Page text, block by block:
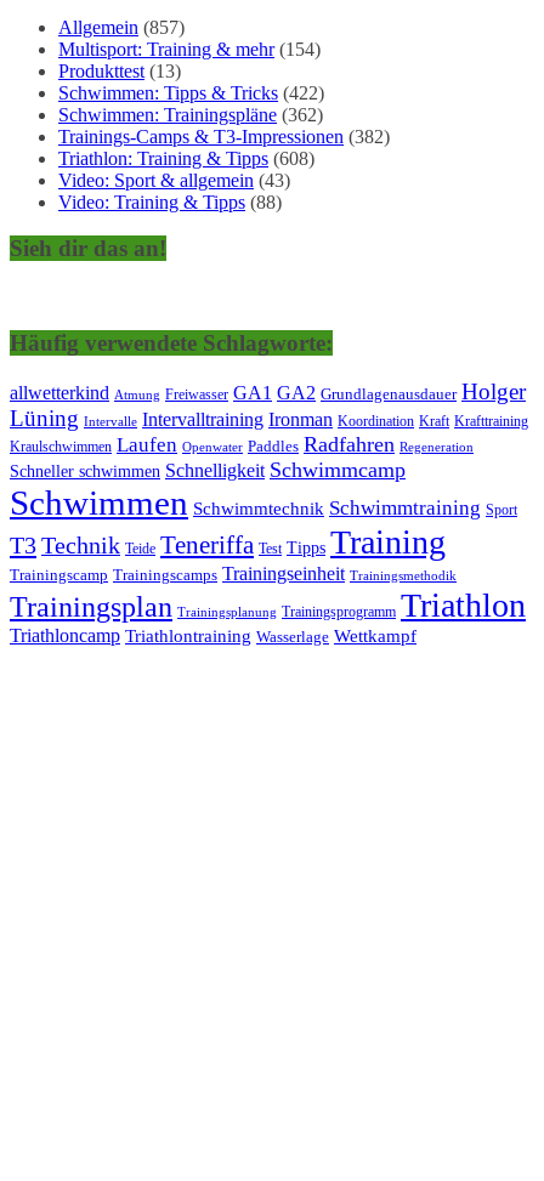
Allgemein (857)
Multisport: Training & mehr(154)
Produkttest (13)
Schwimmen: Tipps & Tricks (422)
Schwimmen: Trainingspläne (362)
Trainings-Camps & T3-Impressionen (382)
Triathlon: Training & Tipps (608)
Video: Sport & allgemein (43)
Video: Training & Tipps (88)
Sieh dir das an!
Häufig verwendete Schlagworte:
allwetterkind Atmung Freiwasser GA1 GA2 Grundlagenausdauer Holger
Lüning Intervalle Intervalltraining Ironman Koordination Kraft Krafttraining
Kraulschwimmen Laufen Openwater Paddles Radfahren Regeneration
Schneller schwimmen Schnelligkeit Schwimmcamp
Schwimmen Schwimmtechnik Schwimmtraining Sport
T3Technik Teide Teneriffa Test Tipps Training
Trainingscamp Trainingscamps Trainingseinheit Trainingsmethodik
Trainingsplan Trainingsplanung Trainingsprogramm Triathlon
Triathloncamp Triathlontraining Wasserlage Wettkampf